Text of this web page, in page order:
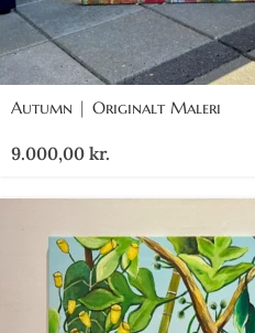
Autumn | Originalt Maleri
9.000,00 kr.